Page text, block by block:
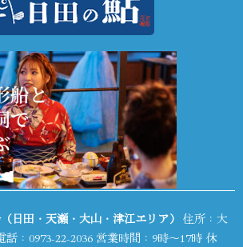
日田・天瀬・大山・津江エリア） 住所：大
： 0973-22-2036 営業時間：9時～17時 休